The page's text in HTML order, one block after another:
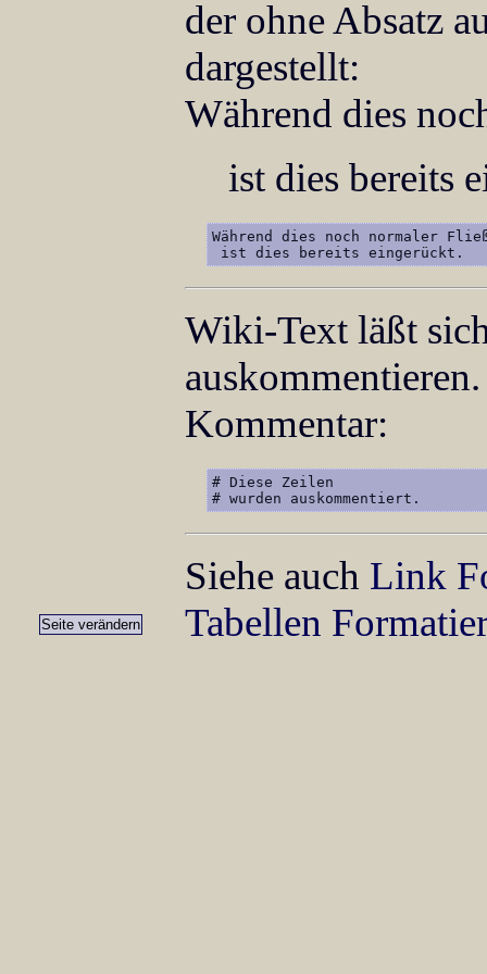
der ohne Absatz
dargestellt:
Während dies
ist dies bereits
Während dies noch normaler
ist dies bereits eingerückt.
Wiki-Text läßt
Kommentar:
# Diese Zeilen
# wurden auskommentiert.
Siehe auch Link
Tabellen